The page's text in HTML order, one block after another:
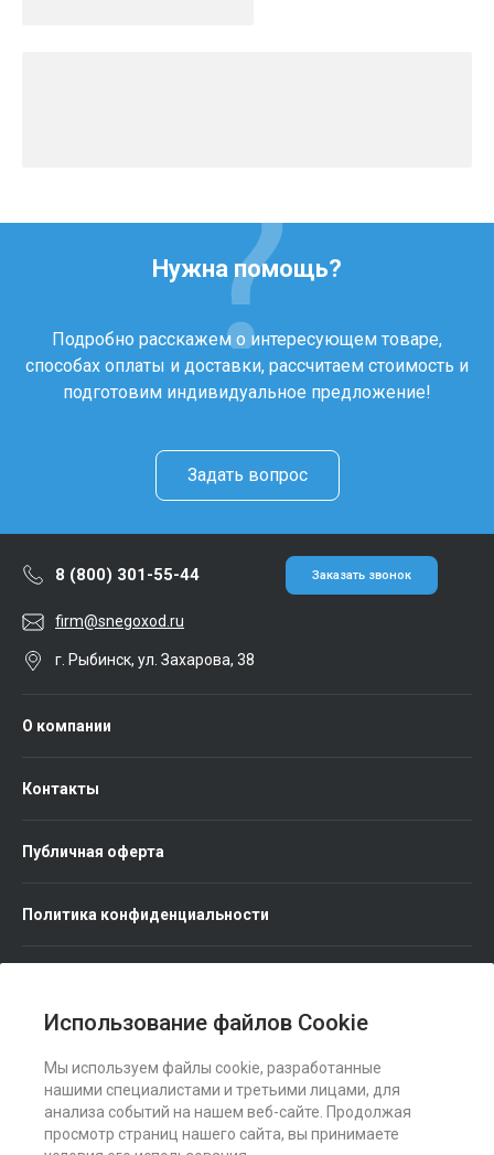
Использование файлов Cookie
Мы используем файлы cookie, разработанные
нашими специалистами и третьими лицами, для
анализа событий на нашем веб-сайте. Продолжая
просмотр страниц нашего сайта, вы принимаете
Нужна помощь?
Подробно расскажем о интересующем товаре,
способах оплаты и доставки, рассчитаем стоимость и
подготовим индивидуальное предложение!
Задать вопрос
8 (800) 301-55-44 Заказать звонок
firm@snegoxod.ru
г. Рыбинск, ул. Захарова, 38
О компании
Контакты
Публичная оферта
Политика конфиденциальности
Мы в соц. сетях